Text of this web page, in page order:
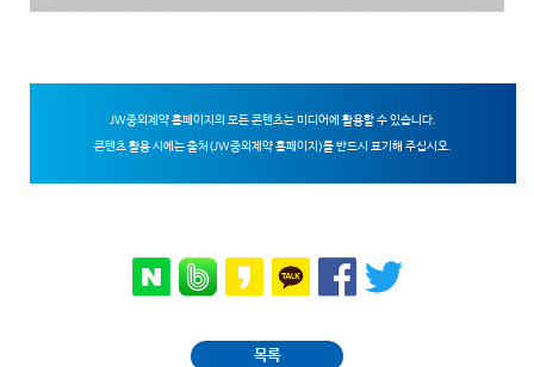
JW중외제약 홈페이지의 모든 콘텐츠는 미디어에 활용할 수 있습니다.
콘텐츠 활용 시에는 출처(JW중외제약 홈페이지)를 반드시 표기해 주십시오.
목록